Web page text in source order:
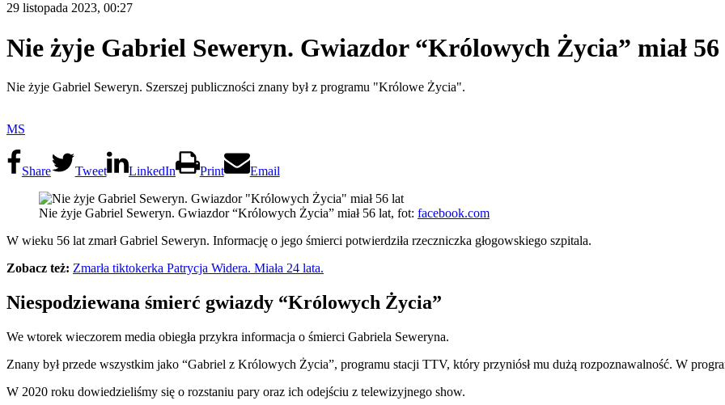
29 listopada 2023, 00:27
Nie żyje Gabriel Seweryn. Gwiazdor “Królowych Życia” miał
Nie żyje Gabriel Seweryn. Szerszej publiczności znany był z programu "Królowe Życia".
MS
Share Tweet LinkedIn Print Email
Nie żyje Gabriel Seweryn. Gwiazdor “Królowych Życia” miał 56 lat, fot: facebook.com
W wieku 56 lat zmarł Gabriel Seweryn. Informację o jego śmierci potwierdziła rzeczniczka głogowskiego szpitala.
Zobacz też: Zmarła tiktokerka Patrycja Widera. Miała 24 lata.
Niespodziewana śmierć gwiazdy “Królowych Życia”
We wtorek wieczorem media obiegła przykra informacja o śmierci Gabriela Seweryna.
Znany był przede wszystkim jako “Gabriel z Królowych Życia”, programu stacji TTV, który przyniósł mu dużą rozpoznawalność. W
W 2020 roku dowiedzieliśmy się o rozstaniu pary oraz ich odejściu z telewizyjnego show.